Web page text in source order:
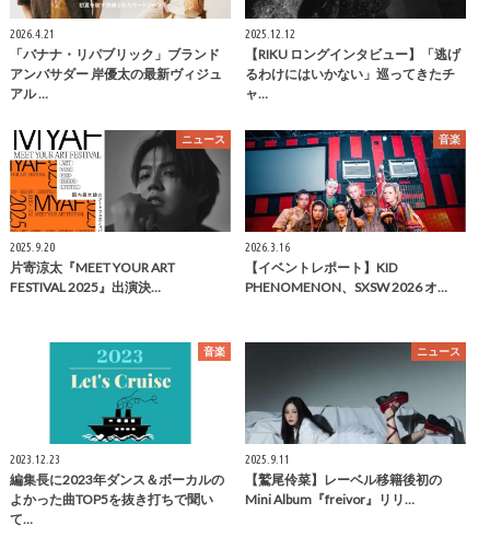
2026.4.21
「バナナ・リパブリック」ブランド
アンバサダー 岸優太の最新ヴィジュ
アル …
2025.12.12
【RIKU ロングインタビュー】「逃げ
るわけにはいかない」巡ってきたチ
ャ…
ニュース
2025.9.20
片寄涼太『MEET YOUR ART
FESTIVAL 2025』出演決…
音楽
2026.3.16
【イベントレポート】KID
PHENOMENON、SXSW 2026 オ…
音楽
2023.12.23
編集長に2023年ダンス＆ボーカルの
よかった曲TOP5を抜き打ちで聞い
て…
ニュース
2025.9.11
【鷲尾伶菜】レーベル移籍後初の
Mini Album『freivor』リリ…